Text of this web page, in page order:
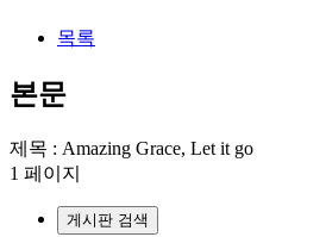
목록
본문
제목 : Amazing Grace, Let it go
1 페이지
게시판 검색